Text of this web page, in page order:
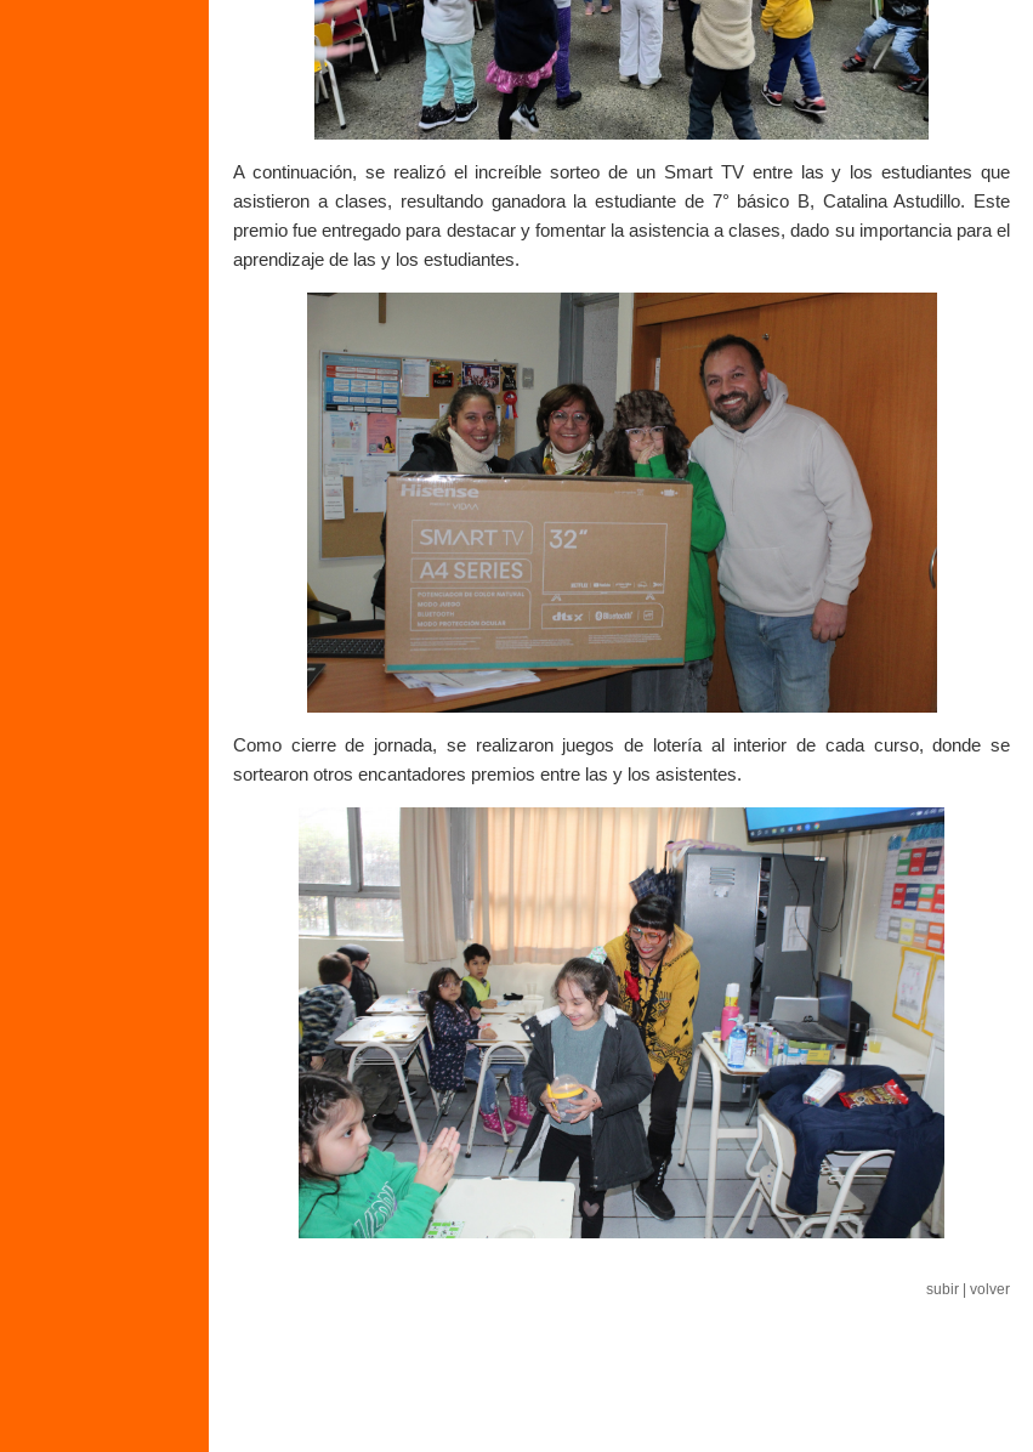
A continuación, se realizó el increíble sorteo de un Smart TV entre las y los estudiantes que
asistieron a clases, resultando ganadora la estudiante de 7° básico B, Catalina Astudillo. Este
premio fue entregado para destacar y fomentar la asistencia a clases, dado su importancia para el
aprendizaje de las y los estudiantes.
Como cierre de jornada, se realizaron juegos de lotería al interior de cada curso, donde se
sortearon otros encantadores premios entre las y los asistentes.
subir volver